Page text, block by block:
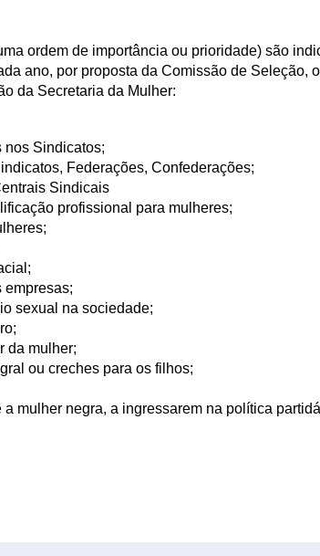
ordem de importância ou prioridade) são
ano, por proposta da Comissão de Seleção,
da Secretaria da Mulher:
nos Sindicatos;
Federações, Confederações;
Sindicais
profissional para mulheres;
empresas;
sexual na sociedade;
da mulher;
ou creches para os filhos;
mulher negra, a ingressarem na política